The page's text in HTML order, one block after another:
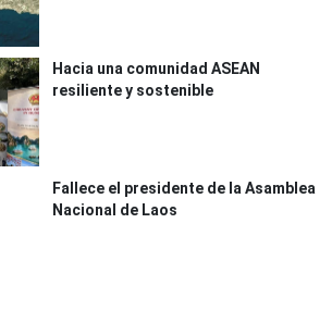
Hacia una comunidad ASEAN
resiliente y sostenible
Fallece el presidente de la Asamblea
Nacional de Laos